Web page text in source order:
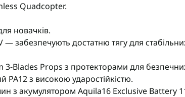
Quadcopter.
новачків.
— забезпечують достатню тягу для
3-Blades Props з протекторами для
PA12 з високою ударостійкістю.
з акумулятором Aquila16 Exclusive Battery